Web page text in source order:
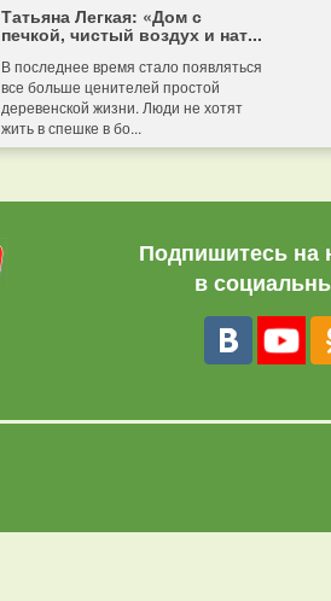
Татьяна Легкая: «Дом с
печкой, чистый воздух и нат...
В последнее время стало появляться
все больше ценителей простой
деревенской жизни. Люди не хотят
жить в спешке в бо...
Подпишитесь на
в